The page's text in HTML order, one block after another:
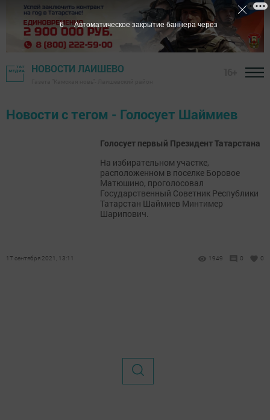
НОВОСТИ ЛАИШЕВО
Новости с тегом - Голосует Шаймиев
Голосует первый Президент Татарстана
На избирательном участке,
расположенном в поселке Боровое
Матюшино, проголосовал
Государственный Cоветник Республики
Татарстан Шаймиев Минтимер
Шарипович.
17 сентября 2021, 13:11 1949 0 0
6 Автоматическое закрытие баннера через